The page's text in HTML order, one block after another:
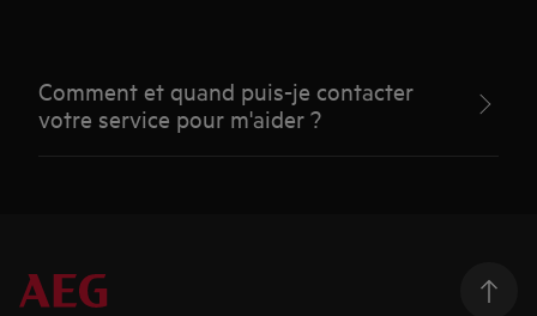
Comment et quand puis-je contacter
votre service pour m'aider ?